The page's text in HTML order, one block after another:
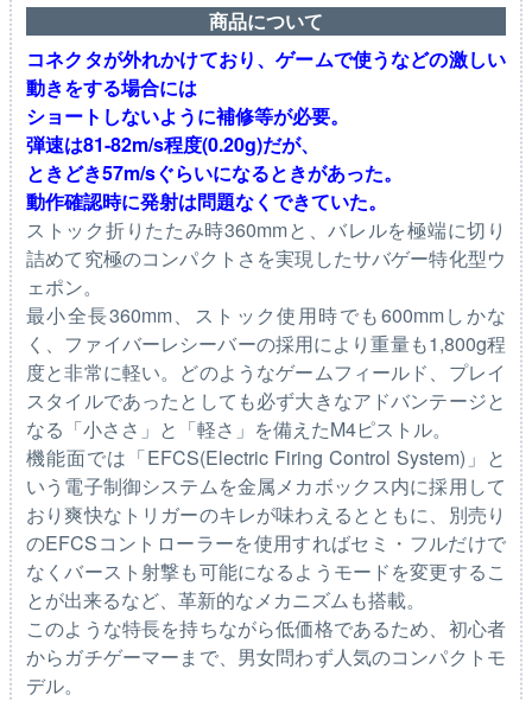
商品について
コネクタが外れかけており、ゲームで使うなどの激しい
動きをする場合には
ショートしないように補修等が必要。
弾速は81-82m/s程度(0.20g)だが、
ときどき57m/sぐらいになるときがあった。
動作確認時に発射は問題なくできていた。
ストック折りたたみ時360mmと、バレルを極端に切り
詰めて究極のコンパクトさを実現したサバゲー特化型ウ
ェポン。
最小全長360mm、ストック使用時でも600mmしかな
く、ファイバーレシーバーの採用により重量も1,800g程
度と非常に軽い。どのようなゲームフィールド、プレイ
スタイルであったとしても必ず大きなアドバンテージと
なる「小ささ」と「軽さ」を備えたM4ピストル。
機能面では「EFCS(Electric Firing Control System)」と
いう電子制御システムを金属メカボックス内に採用して
おり爽快なトリガーのキレが味わえるとともに、別売り
のEFCSコントローラーを使用すればセミ・フルだけで
なくバースト射撃も可能になるようモードを変更するこ
とが出来るなど、革新的なメカニズムも搭載。
このような特長を持ちながら低価格であるため、初心者
からガチゲーマーまで、男女問わず人気のコンパクトモ
デル。